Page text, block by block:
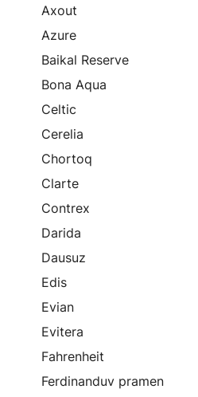
Axout
Azure
Baikal Reserve
Bona Aqua
Celtic
Cerelia
Chortoq
Clarte
Contrex
Darida
Dausuz
Edis
Evian
Evitera
Fahrenheit
Ferdinanduv pramen